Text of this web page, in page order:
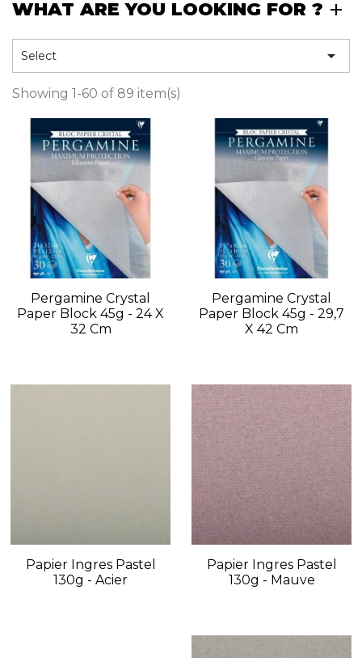
WHAT ARE YOU LOOKING FOR ?
Select 
Showing 1-60 of 89 item(s)
Pergamine Crystal
Paper Block 45g - 24 X
32 Cm
Pergamine Crystal
Paper Block 45g - 29,7
X 42 Cm
Papier Ingres Pastel
130g - Acier
Papier Ingres Pastel
130g - Mauve